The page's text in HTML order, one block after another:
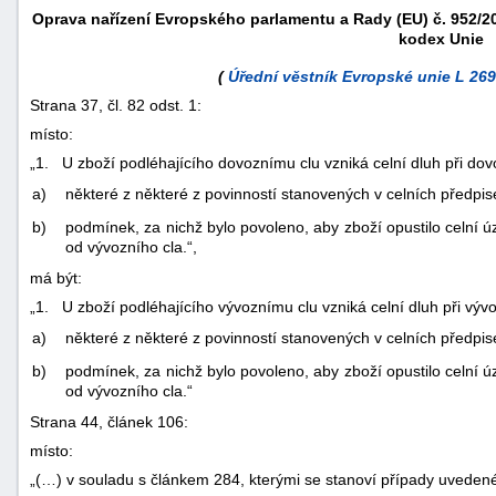
Oprava nařízení Evropského parlamentu a Rady (EU) č. 952/
kodex Unie
( Úřední věstník Evropské unie L
Strana 37, čl. 82 odst. 1:
místo:
„1. U zboží podléhajícího dovoznímu clu vzniká celní dluh při
a)
některé z některé z povinností stanovených v celních
b)
podmínek, za nichž bylo povoleno, aby zboží opustilo celní
od vývozního cla.“,
má být:
„1. U zboží podléhajícího vývoznímu clu vzniká celní dluh při
a)
některé z některé z povinností stanovených v celních
b)
podmínek, za nichž bylo povoleno, aby zboží opustilo celní
od vývozního cla.“
Strana 44, článek 106:
místo:
„(…) v souladu s článkem 284, kterými se stanoví případy
náhrady
škody